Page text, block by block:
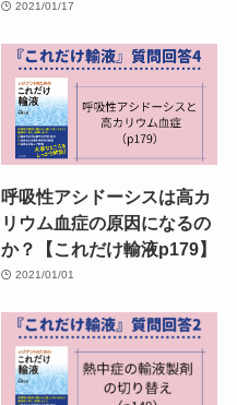
2021/01/17
呼吸性アシドーシスは高カ
リウム血症の原因になるの
か？【これだけ輸液p179】
2021/01/01